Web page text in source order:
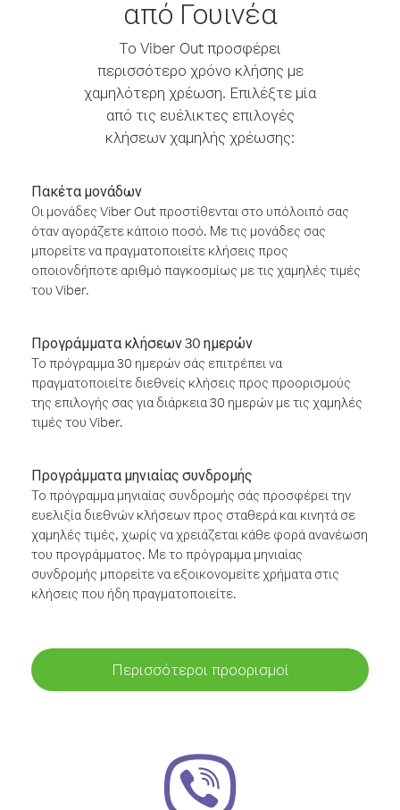
από Γουινέα
Το Viber Out προσφέρει
περισσότερο χρόνο κλήσης με
χαμηλότερη χρέωση. Επιλέξτε μία
από τις ευέλικτες επιλογές
κλήσεων χαμηλής χρέωσης:
Πακέτα μονάδων
Οι μονάδες Viber Out προστίθενται στο υπόλοιπό σας
όταν αγοράζετε κάποιο ποσό. Με τις μονάδες σας
μπορείτε να πραγματοποιείτε κλήσεις προς
οποιονδήποτε αριθμό παγκοσμίως με τις χαμηλές τιμές
του Viber.
Προγράμματα κλήσεων 30 ημερών
Το πρόγραμμα 30 ημερών σάς επιτρέπει να
πραγματοποιείτε διεθνείς κλήσεις προς προορισμούς
της επιλογής σας για διάρκεια 30 ημερών με τις χαμηλές
τιμές του Viber.
Προγράμματα μηνιαίας συνδρομής
Το πρόγραμμα μηνιαίας συνδρομής σάς προσφέρει την
ευελιξία διεθνών κλήσεων προς σταθερά και κινητά σε
χαμηλές τιμές, χωρίς να χρειάζεται κάθε φορά ανανέωση
του προγράμματος. Με το πρόγραμμα μηνιαίας
συνδρομής μπορείτε να εξοικονομείτε χρήματα στις
κλήσεις που ήδη πραγματοποιείτε.
Περισσότεροι προορισμοί